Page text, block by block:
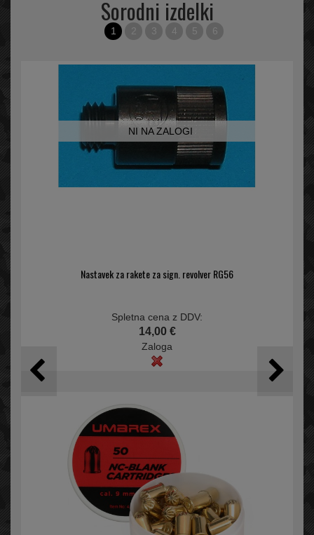
Sorodni izdelki
1 2 3 4 5 6
NI NA ZALOGI
Nastavek za rakete za sign. revolver RG56
Spletna cena z DDV:
14,00 €
Zaloga